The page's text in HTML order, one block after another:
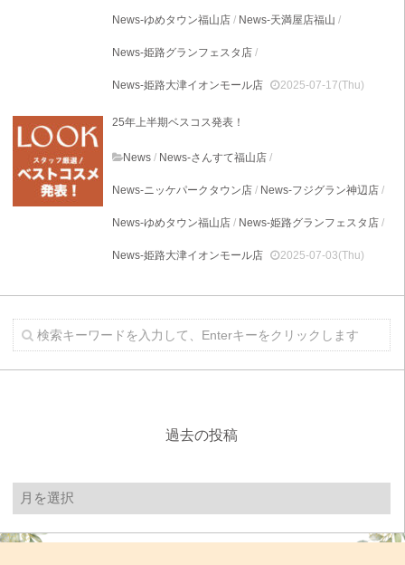
News-ゆめタウン福山店 / News-天満屋店福山 /
News-姫路グランフェスタ店 /
News-姫路大津イオンモール店 2025-07-17(Thu)
25年上半期ベスコス発表！
News / News-さんすて福山店 /
News-ニッケパークタウン店 / News-フジグラン神辺店 /
News-ゆめタウン福山店 / News-姫路グランフェスタ店 /
News-姫路大津イオンモール店 2025-07-03(Thu)
過去の投稿
去
投